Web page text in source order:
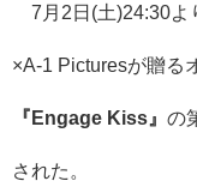
7月2日(土)24:30よ
×A-1 Picturesが贈る
『Engage Kiss』 の
された。